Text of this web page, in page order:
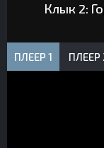
Клык 2:
ПЛЕЕР 1 ПЛЕЕР